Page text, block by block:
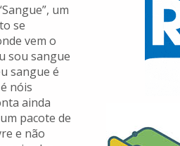
um
se
vem o
sou sangue
sangue é
nóis
ainda
pacote de
e não